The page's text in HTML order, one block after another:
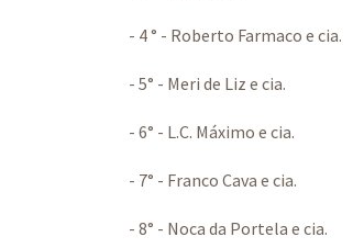
- 4 ° - Roberto Farmaco e cia.
- 5° - Meri de Liz e cia.
- 6° - L.C. Máximo e cia.
- 7° - Franco Cava e cia.
- 8° - Noca da Portela e cia.